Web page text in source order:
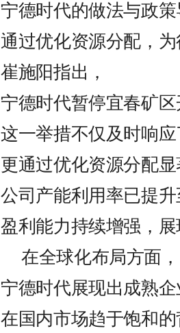
宁德时代的做法与政
通过优化资源分配，
崔施阳指出，
宁德时代暂停宜春矿
这一举措不仅及时响
更通过优化资源分配
公司产能利用率已提
盈利能力持续增强，
在全球化布局方面，
宁德时代展现出成熟
在国内市场趋于饱和